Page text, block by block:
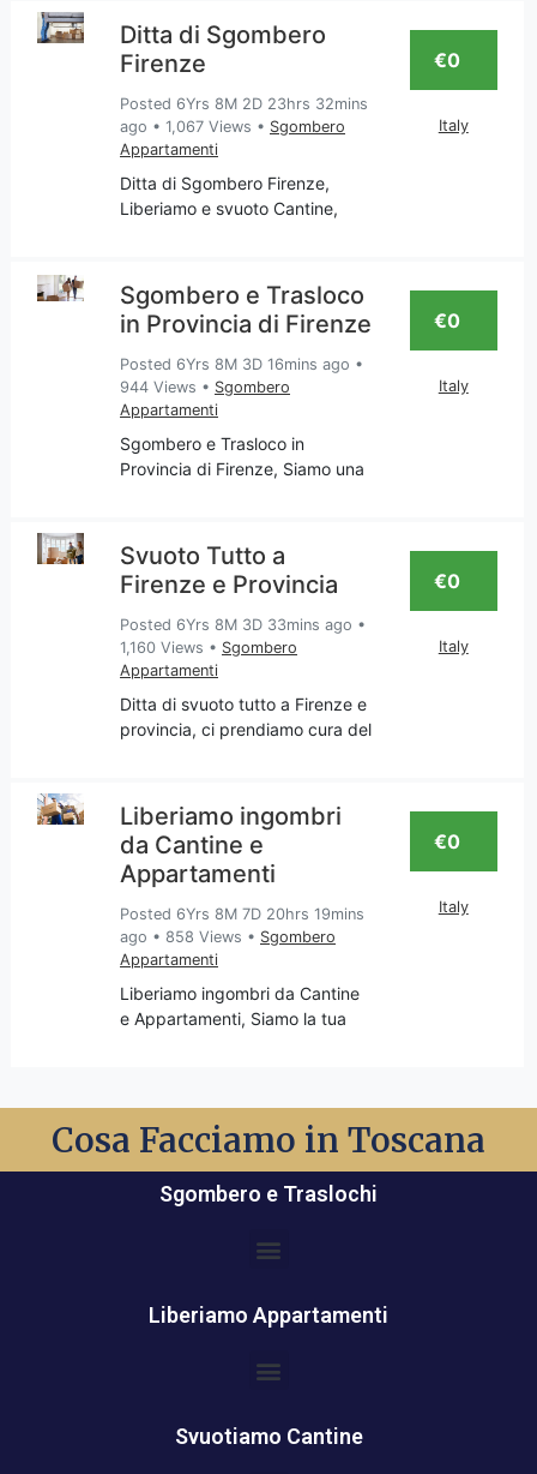
Ditta di Sgombero
Firenze
Posted 6Yrs 8M 2D 23hrs 32mins
ago • 1,067 Views • Sgombero
Appartamenti
Ditta di Sgombero Firenze,
Liberiamo e svuoto Cantine,
Falegnameria. La nostra
impresa è attenta al traslocare
tutto ciò che non ti
€0
Italy
Sgombero e Trasloco
in Provincia di Firenze
Posted 6Yrs 8M 3D 16mins ago •
944 Views • Sgombero
Appartamenti
Sgombero e Trasloco in
Provincia di Firenze, Siamo una
Appartamenti, Traslochi,
Imbiancatura; riparazione mobili
finestre, porte in legno
€0
Italy
Svuoto Tutto a
Firenze e Provincia
Posted 6Yrs 8M 3D 33mins ago •
1,160 Views • Sgombero
Appartamenti
Ditta di svuoto tutto a Firenze e
provincia, ci prendiamo cura del
più, o meglio che reputi
superfluo e quindi va
sgomberato con trasport
€0
Italy
Liberiamo ingombri
da Cantine e
Appartamenti
Posted 6Yrs 8M 7D 20hrs 19mins
ago • 858 Views • Sgombero
Appartamenti
Liberiamo ingombri da Cantine
e Appartamenti, Siamo la tua
un Preventivo e sopralluogo.
€0
Italy
Cosa Facciamo in Toscana
Sgombero e Traslochi
Liberiamo Appartamenti
Svuotiamo Cantine